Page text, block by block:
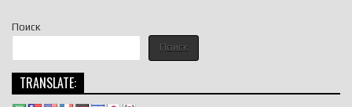
Поиск
Поиск
TRANSLATE: